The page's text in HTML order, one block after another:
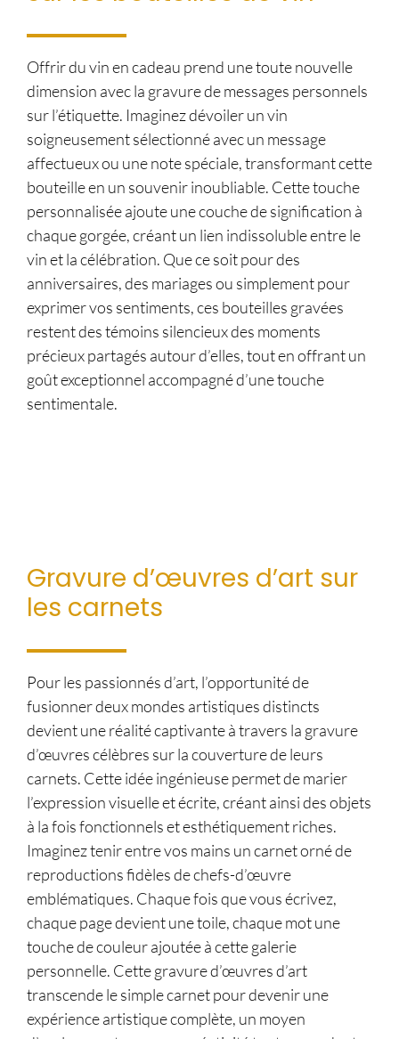
Offrir du vin en cadeau prend une toute nouvelle
dimension avec la gravure de messages personnels
sur l’étiquette. Imaginez dévoiler un vin
soigneusement sélectionné avec un message
affectueux ou une note spéciale, transformant cette
bouteille en un souvenir inoubliable. Cette touche
personnalisée ajoute une couche de signification à
chaque gorgée, créant un lien indissoluble entre le
vin et la célébration. Que ce soit pour des
anniversaires, des mariages ou simplement pour
exprimer vos sentiments, ces bouteilles gravées
restent des témoins silencieux des moments
précieux partagés autour d’elles, tout en offrant un
goût exceptionnel accompagné d’une touche
sentimentale.
Gravure d’œuvres d’art sur
les carnets
Pour les passionnés d’art, l’opportunité de
fusionner deux mondes artistiques distincts
devient une réalité captivante à travers la gravure
d’œuvres célèbres sur la couverture de leurs
carnets. Cette idée ingénieuse permet de marier
l’expression visuelle et écrite, créant ainsi des objets
à la fois fonctionnels et esthétiquement riches.
Imaginez tenir entre vos mains un carnet orné de
reproductions fidèles de chefs-d’œuvre
emblématiques. Chaque fois que vous écrivez,
chaque page devient une toile, chaque mot une
touche de couleur ajoutée à cette galerie
personnelle. Cette gravure d’œuvres d’art
transcende le simple carnet pour devenir une
expérience artistique complète, un moyen